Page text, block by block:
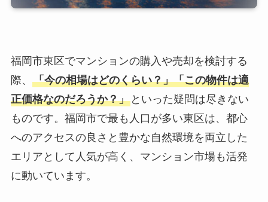
福岡市東区でマンションの購入や売却を検討する
際、 「今の相場はどのくらい？」「この物件は適
正価格なのだろうか？」といった疑問は尽きない
ものです。福岡市で最も人口が多い東区は、都心
へのアクセスの良さと豊かな自然環境を両立した
エリアとして人気が高く、マンション市場も活発
に動いています。